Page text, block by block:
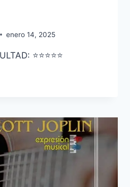
enero 14, 2025
⭐⭐⭐⭐⭐